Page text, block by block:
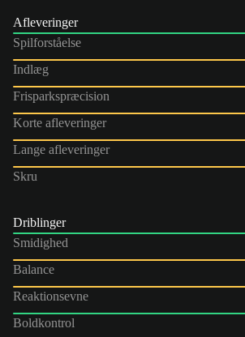
Afleveringer
Spilforståelse
Indlæg
Frisparkspræcision
Korte afleveringer
Lange afleveringer
Skru
Driblinger
Smidighed
Balance
Reaktionsevne
Boldkontrol